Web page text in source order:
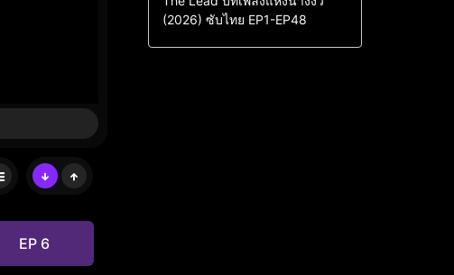
EP 6
ซีรี่ย์จีนซับไทย
(2026) ซับไทย EP1-EP48